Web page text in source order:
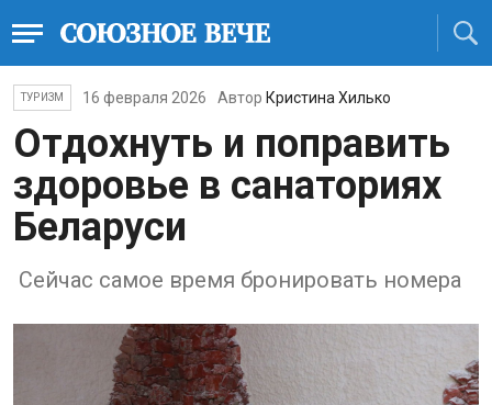
ТУРИЗМ 16 февраля 2026 Автор Кристина Хилько
Отдохнуть и поправить
здоровье в санаториях
Беларуси
Сейчас самое время бронировать номера